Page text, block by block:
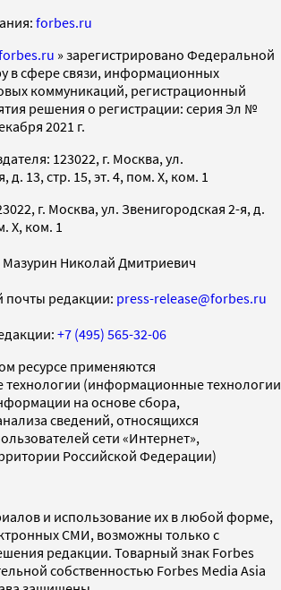
forbes.ru
» зарегистрировано Федеральной
в сфере связи, информационных
коммуникаций, регистрационный
решения о регистрации: серия Эл №
2021 г.
123022, г. Москва, ул.
д. 13, стр. 15, эт. 4, пом. X, ком. 1
г. Москва, ул. Звенигородская 2-я, д.
X, ком. 1
Мазурин Николай Дмитриевич
почты редакции: press-release@forbes.ru
+7 (495) 565-32-06
ресурсе применяются
технологии (информационные технологии
на основе сбора,
сведений, относящихся
сети «Интернет»,
Российской Федерации)
и использование их в любой форме,
СМИ, возможны только с
редакции. Товарный знак Forbes
собственностью Forbes Media Asia